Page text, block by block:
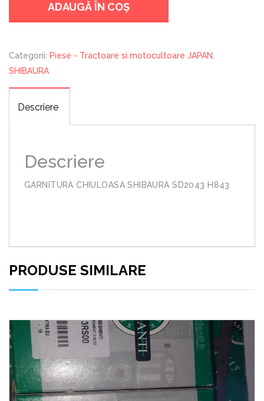
SHIBAURA
SD2043
ADAUGĂ ÎN COȘ
Categorii: Piese - Tractoare si motocultoare JAPAN
SHIBAURA
Descriere
Descriere
GARNITURA CHIULOASA SHIBAURA SD2043 H843
PRODUSE SIMILARE